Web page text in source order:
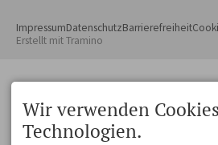
ImpressumDatenschutzBarrierefreiheit
Erstellt mitTramino
Wir verwenden
Technologien.